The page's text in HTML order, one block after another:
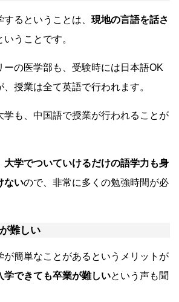
るということは、 現地の言語を話さ
いうことです。
ーの医学部も、受験時には日本語OK
授業は全て英語で行われます。
学も、中国語で授業が行われることが
大学でついていけるだけの語学力も身
ないので、非常に多くの勉強時間が必
難しい
が簡単なことがあるというメリットが
学できても卒業が難しいという声も聞